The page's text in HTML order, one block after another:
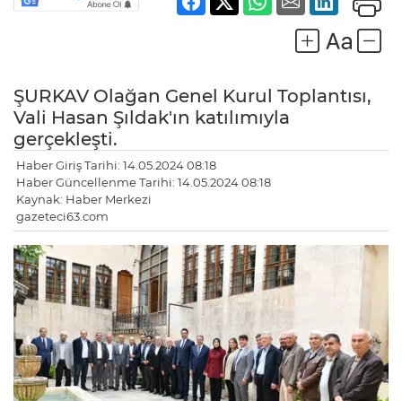
ŞURKAV Olağan Genel Kurul Toplantısı,
Vali Hasan Şıldak'ın katılımıyla
gerçekleşti.
Haber Giriş Tarihi: 14.05.2024 08:18
Haber Güncellenme Tarihi: 14.05.2024 08:18
Kaynak: Haber Merkezi
gazeteci63.com